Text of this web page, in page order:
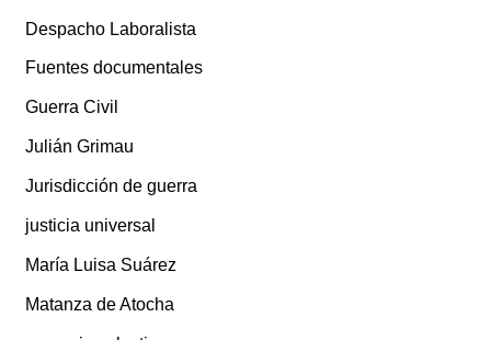
Despacho Laboralista
Fuentes documentales
Guerra Civil
Julián Grimau
Jurisdicción de guerra
justicia universal
María Luisa Suárez
Matanza de Atocha